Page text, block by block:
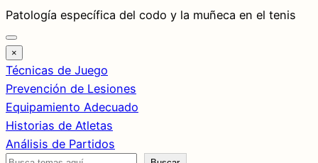
Saltar
al
contenido
Patología específica del codo y la muñeca en el tenis
×
Técnicas de Juego
Prevención de Lesiones
Equipamiento Adecuado
Historias de Atletas
Análisis de Partidos